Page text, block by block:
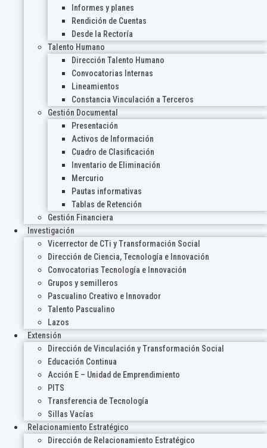
Informes y planes
Rendición de Cuentas
Desde la Rectoría
Talento Humano
Dirección Talento Humano
Convocatorias Internas
Lineamientos
Constancia Vinculación a Terceros
Gestión Documental
Presentación
Activos de Información
Cuadro de Clasificación
Inventario de Eliminación
Mercurio
Pautas informativas
Tablas de Retención
Gestión Financiera
Investigación
Vicerrector de CTi y Transformación Social
Dirección de Ciencia, Tecnología e Innovación
Convocatorias Tecnología e Innovación
Grupos y semilleros
Pascualino Creativo e Innovador
Talento Pascualino
Lazos
Extensión
Dirección de Vinculación y Transformación Social
Educación Continua
Acción E – Unidad de Emprendimiento
PITS
Transferencia de Tecnología
Sillas Vacías
Relacionamiento Estratégico
Dirección de Relacionamiento Estratégico